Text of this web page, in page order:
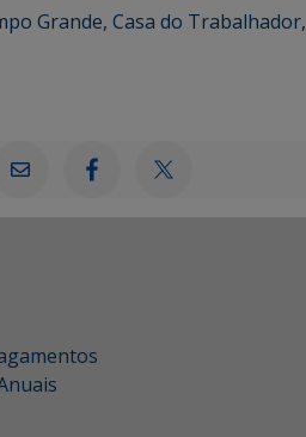
Grande, Casa do Trabalhador,